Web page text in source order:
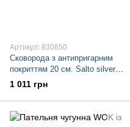
Артикул: 830850
Сковорода з антипригарним
покриттям 20 см. Salto silver
1л Nois алюміній чорний
універсальна
1 011 грн